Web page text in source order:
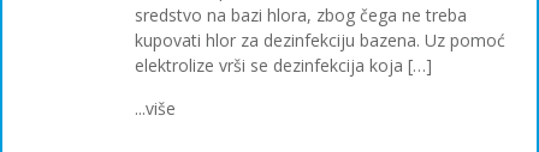
sredstvo na bazi hlora, zbog čega ne treba
kupovati hlor za dezinfekciju bazena. Uz pomoć
elektrolize vrši se dezinfekcija koja […]
...više